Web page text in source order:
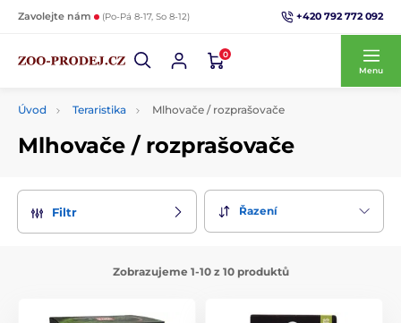
Zavolejte nám (Po-Pá 8-17, So 8-12) +420 792 772 092
0
Menu
Úvod Teraristika Mlhovače / rozprašovače
Mlhovače / rozprašovače
Filtr Řazení
Zobrazujeme 1-10 z 10 produktů